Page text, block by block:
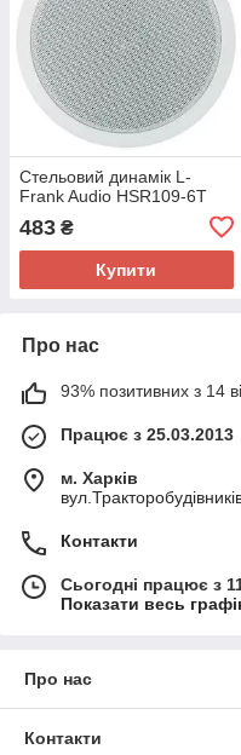
Стельовий динамік L-
Frank Audio HSR109-6T
483 ₴
Купити
Про нас
93% позитивних з 14
Працює з 25.03.2013
м. Харків
Контакти
Сьогодні працює з
Показати весь
Про нас
Контакти